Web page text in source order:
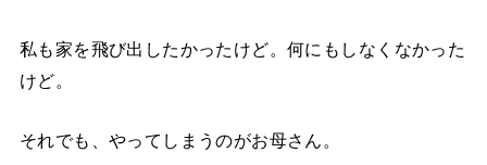
私も家を飛び出したかったけど。何にもしなくなかった
けど。
それでも、やってしまうのがお母さん。